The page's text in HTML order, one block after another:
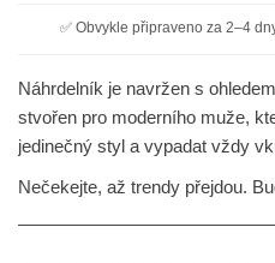
✅ Obvykle připraveno za 2–4
Náhrdelník je navržen s
stvořen pro moderního muže,
jedinečný styl a vypadat vždy
Nečekejte, až trendy přejdou.